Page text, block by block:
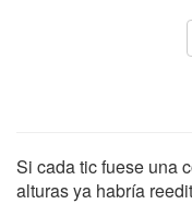
Si cada tic fuese una
alturas ya habría